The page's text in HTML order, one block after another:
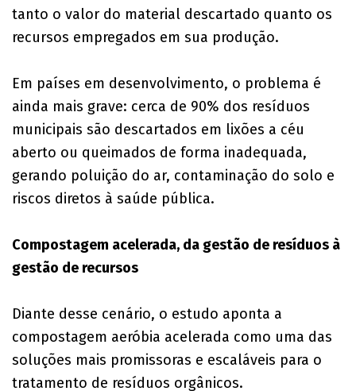
tanto o valor do material descartado quanto os
recursos empregados em sua produção.
Em países em desenvolvimento, o problema é
ainda mais grave: cerca de 90% dos resíduos
municipais são descartados em lixões a céu
aberto ou queimados de forma inadequada,
gerando poluição do ar, contaminação do solo e
riscos diretos à saúde pública.
Compostagem acelerada, da gestão de resíduos à
gestão de recursos
Diante desse cenário, o estudo aponta a
compostagem aeróbia acelerada como uma das
soluções mais promissoras e escaláveis para o
tratamento de resíduos orgânicos.